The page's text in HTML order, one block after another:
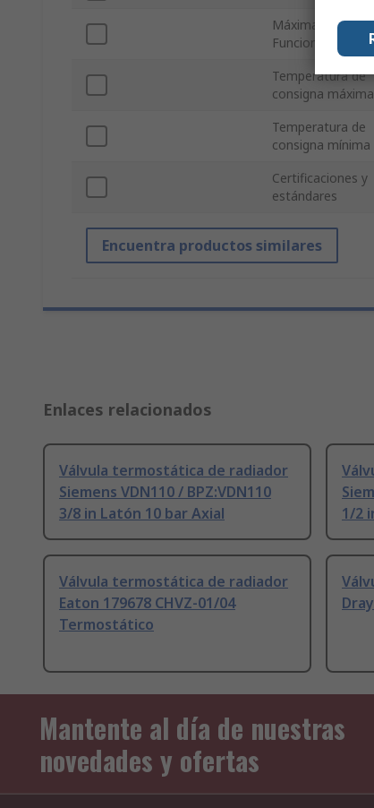
Máxima Presión
Funcionamiento
Temperatura de
consigna máxima
Temperatura de
consigna mínima
Certificaciones y
estándares
Encuentra productos similares
Enlaces relacionados
Válvula termostática de radiador
Siemens VDN110 / BPZ:VDN110
3/8 in Latón 10 bar Axial
1/2
Válvula termostática de radiador
Eaton 179678 CHVZ-01/04
Termostático
Mantente al día de nuestras
novedades y ofertas